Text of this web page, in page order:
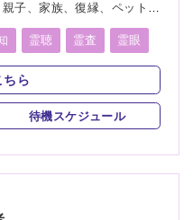
子、家族、復縁、ペット、
霊聴 霊査 霊眼
守護霊 背後霊
祈願 祈祷 波動修正
ちら
待機スケジュール